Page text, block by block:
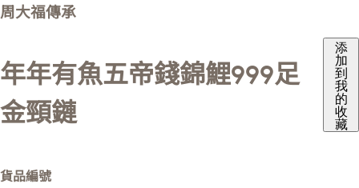
周大福傳承
年年有魚五帝錢錦鯉999足
金頸鏈
添
加
到
我
的
收
藏
貨品編號